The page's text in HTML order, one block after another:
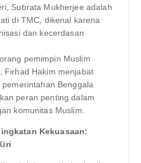
Subrata Mukherjee adalah
di TMC, dikenal karena
dan kecerdasan
pemimpin Muslim
Firhad Hakim menjabat
Benggala
peran penting dalam
komunitas Muslim.
Kekuasaan: